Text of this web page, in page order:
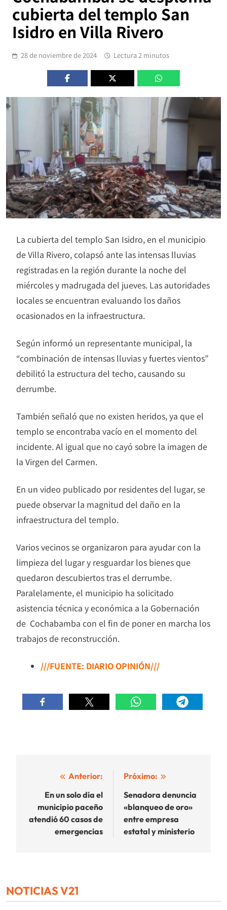
cubierta del templo San
Isidro en Villa Rivero
28 de noviembre de 2024 Lectura 2 minutos
La cubierta del templo San Isidro, en el municipio
de Villa Rivero, colapsó ante las intensas lluvias
registradas en la región durante la noche del
miércoles y madrugada del jueves. Las autoridades
locales se encuentran evaluando los daños
ocasionados en la infraestructura.
Según informó un representante municipal, la
“combinación de intensas lluvias y fuertes vientos”
debilitó la estructura del techo, causando su
derrumbe.
También señaló que no existen heridos, ya que el
templo se encontraba vacío en el momento del
incidente. Al igual que no cayó sobre la imagen de
la Virgen del Carmen.
En un video publicado por residentes del lugar, se
puede observar la magnitud del daño en la
infraestructura del templo.
Varios vecinos se organizaron para ayudar con la
limpieza del lugar y resguardar los bienes que
quedaron descubiertos tras el derrumbe.
Paralelamente, el municipio ha solicitado
asistencia técnica y económica a la Gobernación
de Cochabamba con el fin de poner en marcha los
trabajos de reconstrucción.
///FUENTE: DIARIO OPINIÓN///
Navegación
entradas
Anterior:
En un solo día el
municipio paceño
atendió 60 casos de
emergencias
Próximo:
Senadora denuncia
«blanqueo de oro»
entre empresa
estatal y ministerio
NOTICIAS V21